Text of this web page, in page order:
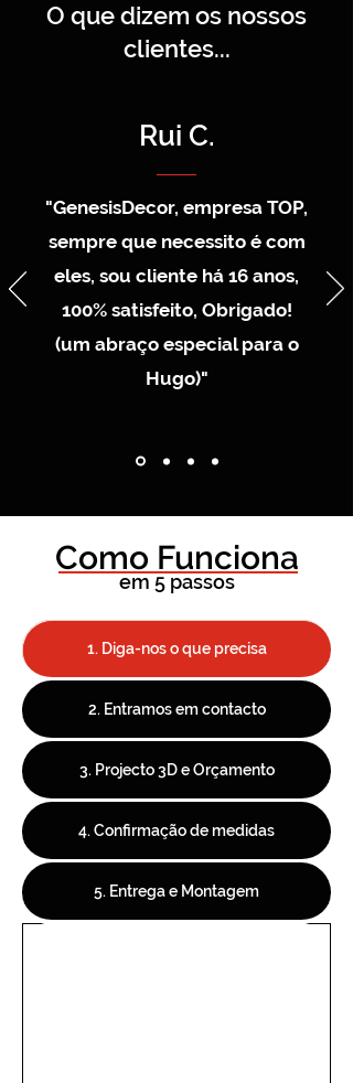
O que dizem os nossos
clientes...
Rui C.
"GenesisDecor, empresa TOP,
sempre que necessito é com
eles, sou cliente há 16 anos,
100% satisfeito, Obrigado!
(um abraço especial para o
Hugo)"
Como Funciona
em 5 passos
1. Diga-nos o que precisa
2. Entramos em contacto
3. Projecto 3D e Orçamento
4. Confirmação de medidas
5. Entrega e Montagem